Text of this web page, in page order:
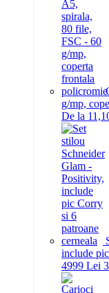
g/mp,
De la
include
4999 Lei